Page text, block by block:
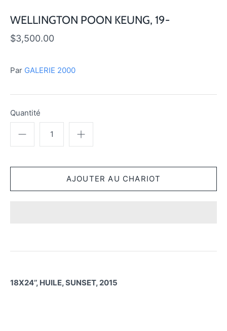
WELLINGTON POON KEUNG, 19-
$3,500.00
Par GALERIE 2000
Quantité
18X24’’, HUILE, SUNSET, 2015